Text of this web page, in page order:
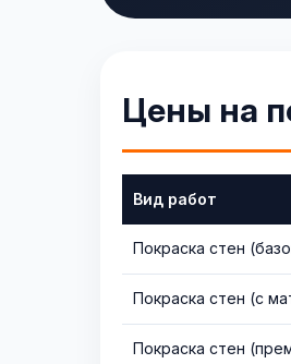
Цены на
Вид работ
Покраска стен
Покраска стен (с
Покраска стен